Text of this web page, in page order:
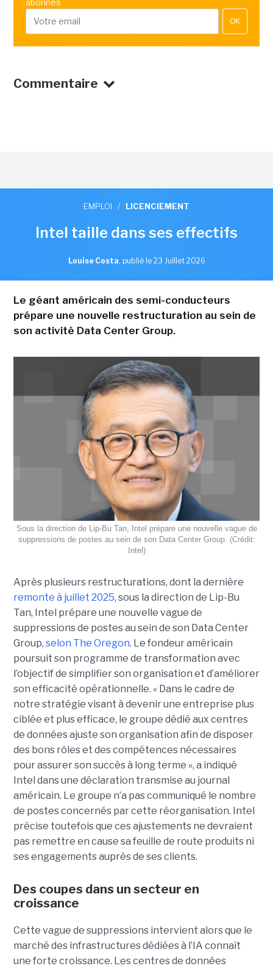
abonnés
OK
Commentaire
EMPLOI / LICENCIEMENT
Intel taille dans ses effectifs
Louise Costa, publié le 23 Juillet 2026
Le géant américain des semi-conducteurs
prépare une nouvelle restructuration au sein de
son activité Data Center Group.
Sous la direction de Lip-Bu Tan, Intel prépare une nouvelle vague de
suppressions de postes au sein de son Data Center Group. (Crédit:
Intel)
Après plusieurs restructurations, dont la dernière
remonte à juillet 2025, sous la direction de Lip-Bu
Tan, Intel prépare une nouvelle vague de
suppressions de postes au sein de son Data Center
Group, selon The Oregon. Le fondeur américain
poursuit son programme de transformation avec
l’objectif de simplifier son organisation et d’améliorer
son efficacité opérationnelle. « Dans le cadre de
notre stratégie visant à devenir une entreprise plus
ciblée et plus efficace, le groupe dédié aux centres
de données ajuste son organisation afin de disposer
des bons rôles et des compétences nécessaires
pour assurer son succès à long terme », a indiqué
Intel dans une déclaration transmise au journal
américain. Le groupe n’a pas communiqué le nombre
de postes concernés par cette réorganisation. Intel
précise toutefois que ces ajustements ne devraient
pas remettre en cause sa feuille de route produits ni
ses engagements auprès de ses clients.
Des coupes dans un secteur en
croissance
Cette vague de suppressions intervient alors que le
marché des infrastructures dédiées à l’IA connaît
une forte croissance. Les centres de données